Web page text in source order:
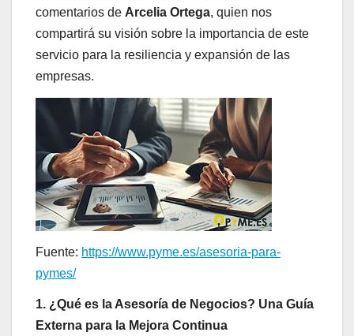
comentarios de Arcelia Ortega, quien nos
compartirá su visión sobre la importancia de este
servicio para la resiliencia y expansión de las
empresas.
Fuente: https://www.pyme.es/asesoria-para-
pymes/
1. ¿Qué es la Asesoría de Negocios? Una Guía
Externa para la Mejora Continua